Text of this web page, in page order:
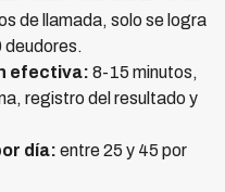
de llamada, solo se logra
efectiva: 8-15 minutos,
registro del resultado y
día: entre 25 y 45 por